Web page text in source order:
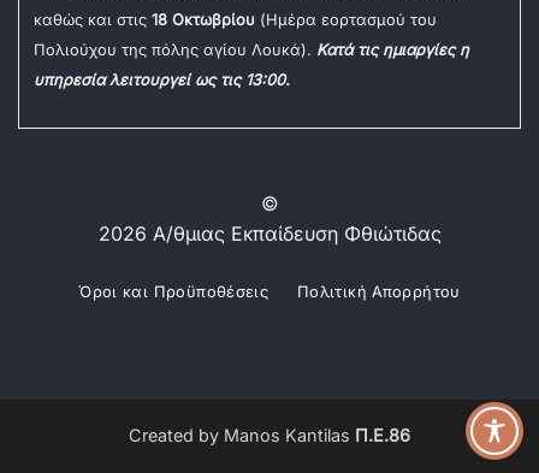
καθώς και στις 18 Οκτωβρίου (Ημέρα εορτασμού του
Πολιούχου της πόλης αγίου Λουκά). Κατά τις ημιαργίες η
υπηρεσία λειτουργεί ως τις 13:00.
©
2026 Α/θμιας Εκπαίδευση Φθιώτιδας
Όροι και Προϋποθέσεις Πολιτική Απορρήτου
Created by Manos Kantilas Π.Ε.86